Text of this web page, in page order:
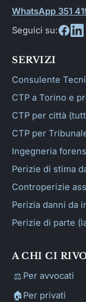
WhatsApp 351
Seguici su:
SERVIZI
Consulente
CTP a Torino e
CTP per città
CTP per
Ingegneria
Perizie di stima
Controperizie
Perizia danni da
Perizie di parte
A CHI CI
⚖️ Per avvocati
🏠 Per privati